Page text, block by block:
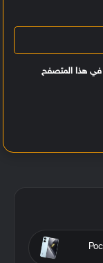
في هذا المتصفح